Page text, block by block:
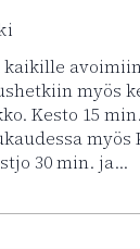
kaikille
myös
Kesto 15
myös
30 min. ja…